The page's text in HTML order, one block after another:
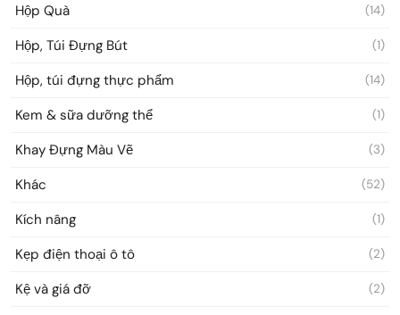
Hộp Quà (14)
Hộp, Túi Đựng Bút (1)
Hộp, túi đựng thực phẩm (14)
Kem & sữa dưỡng thể (1)
Khay Đựng Màu Vẽ (3)
Khác (52)
Kích nâng (1)
Kẹp điện thoại ô tô (2)
Kệ và giá đỡ (2)